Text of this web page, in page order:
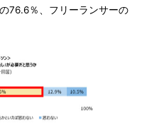
76.6％、フリーランサーの